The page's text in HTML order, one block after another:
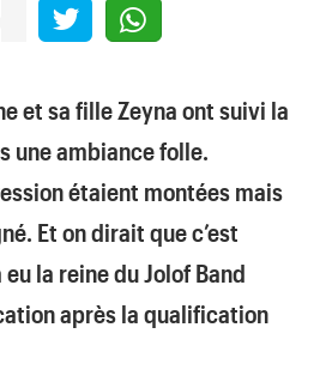
et sa fille Zeyna ont suivi la
une ambiance folle.
étaient montées mais
Et on dirait que c’est
la reine du Jolof Band
après la qualification